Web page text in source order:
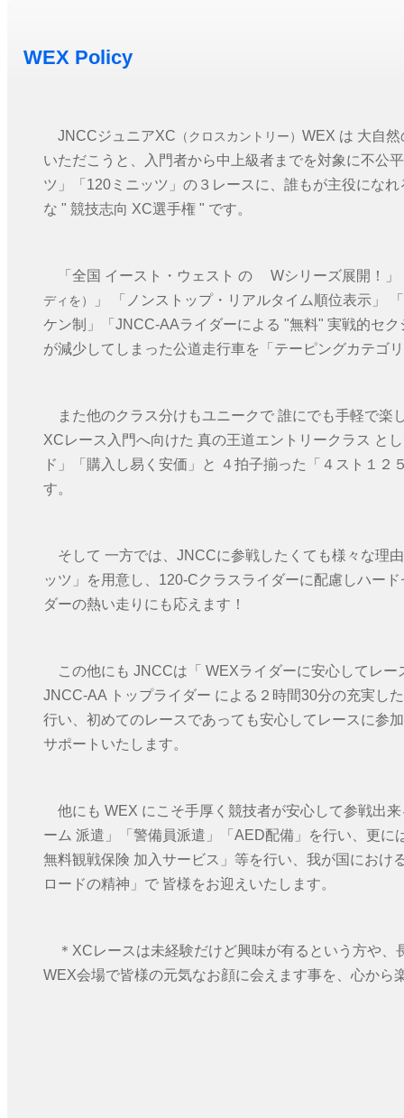
WEX Policy
JNCCジュニアXC （クロスカントリー） WEX は 大自
いただこうと、入門者から中上級者までを対象に不公
ツ」「120ミニッツ」の３レースに、誰もが主役にな
な " 競技志向 XC選手権 " です。
「全国 イースト・ウェスト の Wシリーズ展開！」
ディを）
」 「ノンストップ・リアルタイム順位表示」
ケン制」「JNCC-AAライダーによる "無料" 実戦的セ
が減少してしまった公道走行車を「テーピングカテゴ
また他のクラス分けもユニークで 誰にでも手軽で楽
XCレース入門へ向けた 真の王道エントリークラス と
ド」「購入し易く安価」と ４拍子揃った「４スト１
す。
そして 一方では、JNCCに参戦したくても様々な理
ッツ」を用意し、120-Cクラスライダーに配慮しハー
ダーの熱い走りにも応えます！
この他にも JNCCは「 WEXライダーに安心してレー
JNCC-AA トップライダー による２時間30分の充実し
行い、初めてのレースであっても安心してレースに参
サポートいたします。
他にも WEX にこそ手厚く競技者が安心して参戦出
ーム 派遣」「警備員派遣」「AED配備」を行い、更
無料観戦保険 加入サービス」等を行い、我が国にお
ロードの精神」で 皆様をお迎えいたします。
＊XCレースは未経験だけど興味が有るという方や
WEX会場で皆様の元気なお顔に会えます事を、心から